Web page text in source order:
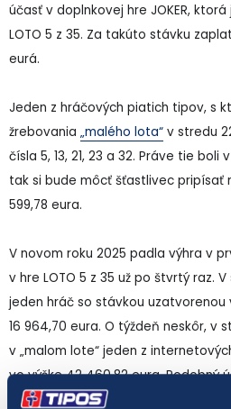
účasť v doplnkovej hre JOKER,
LOTO 5 z 35. Za takúto stávku
eurá.
Jeden z hráčových piatich tipov, s
žrebovania „malého lota“ v stredu
čísla 5, 13, 21, 23 a 32. Práve tie
tak si bude môcť šťastlivec pripísať
599,78 eura.
V novom roku 2025 padla výhra v
v hre LOTO 5 z 35 už po štvrtý raz.
jeden hráč so stávkou uzatvorenou
16 964,70 eura. O týždeň neskôr, v
v „malom lote“ jeden z
vo výške 42 460,82 eura. Podobný
stredu o týždeň neskôr ďalší